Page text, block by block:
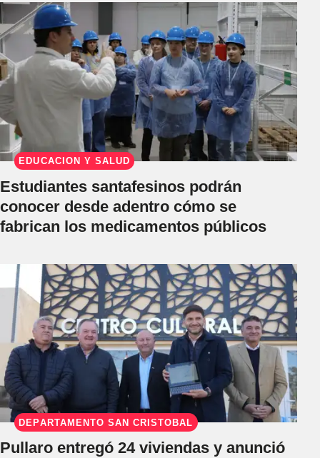
EDUCACIÓN Y SALUD
Estudiantes santafesinos podrán
conocer desde adentro cómo se
fabrican los medicamentos públicos
DEPARTAMENTO SAN CRISTÓBAL
Pullaro entregó 24 viviendas y anunció